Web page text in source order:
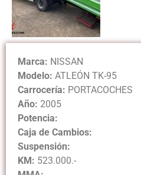
Marca: NISSAN
Modelo: ATLEÓN TK-95
Carrocería: PORTACOCHES
Año: 2005
Potencia:
Caja de Cambios:
Suspensión:
KM: 523.000.-